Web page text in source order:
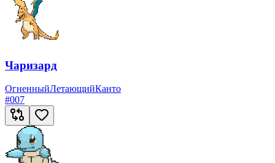
Чаризард
ОгненныйЛетающийКанто
#007